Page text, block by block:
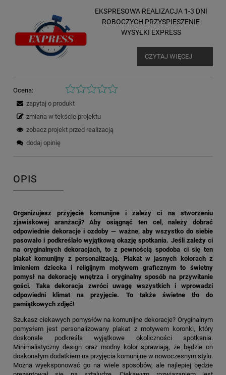
EKSPRESOWA REALIZACJA 1-3 DNI
ROBOCZYCH PRZYSPIESZENIE
WYSYŁKI EXPRESS
CZYTAJ WIĘCEJ
Ocena:
zapytaj o produkt
zmiana w tekście projektu
zobacz projekt przed realizacją
dodaj opinię
OPIS
Organizujesz przyjęcie komunijne i zależy ci na stworzeniu
zjawiskowej aranżacji? Aby osiągnąć ten cel, należy dobrać
odpowiednie dekoracje i ozdoby — ważne, aby wszystko do siebie
pasowało i podkreślało wyjątkową okazję spotkania. Jeśli zależy ci
na oryginalnych dekoracjach, to z pewnością spodoba ci się ten
plakat komunijny z personalizacją. Plakat w jasnych kolorach z
imieniem dziecka i religijnym motywem graficznym to świetny
pomysł na dekorację wnętrza i oryginalny sposób na przywitanie
gości. Taka dekoracja zwróci uwagę wszystkich i wprowadzi
odpowiedni klimat na przyjęcie. To także świetne tło do
pamiątkowych zdjęć!
Szukasz ciekawych pomysłów na komunijne dekoracje? Oryginalnym
pomysłem jest personalizowany plakat z motywem koronki, który
doskonale podkreśla wyjątkowe okoliczności spotkania.
Minimalistyczny design oraz modny kolor sprawiają, że będzie on
doskonałym dodatkiem na przyjęcia komunijne w nowoczesnym stylu.
Można wyeksponować go na wiele sposobów, ale najlepiej będzie